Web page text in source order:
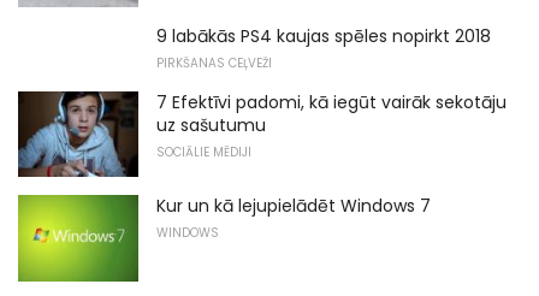
9 labākās PS4 kaujas spēles nopirkt 2018
PIRKŠANAS CEĻVEŽI
7 Efektīvi padomi, kā iegūt vairāk sekotāju
uz sašutumu
SOCIĀLIE MĒDIJI
Kur un kā lejupielādēt Windows 7
WINDOWS